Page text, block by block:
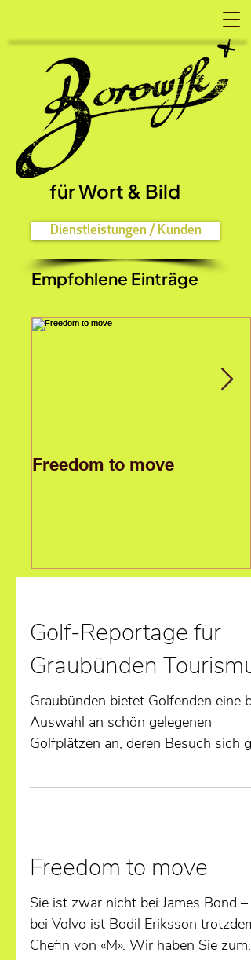
für Wort & Bild
Dienstleistungen / Kunden
Empfohlene Einträge
Freedom to move
Golf-Reportage für
Graubünden Tourismus
Graubünden bietet Golfenden eine
Auswahl an schön gelegenen
Golfplätzen an, deren Besuch sich
Freedom to move
Sie ist zwar nicht bei James Bond –
bei Volvo ist Bodil Eriksson trotzdem
Chefin von «M». Wir haben Sie zum